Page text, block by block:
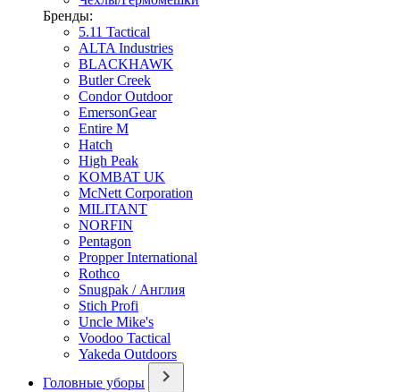
Бренды:
5.11 Tactical
ALTA Industries
BLACKHAWK
Butler Creek
Condor Outdoor
EmersonGear
Entire M
Hatch
High Peak
KOMBAT UK
McNett Corporation
MILITANT
NORFIN
Pentagon
Propper International
Rothco
Snugpak / Англия
Stich Profi
Uncle Mike's
Voodoo Tactical
Yakeda Outdoors
Головные уборы